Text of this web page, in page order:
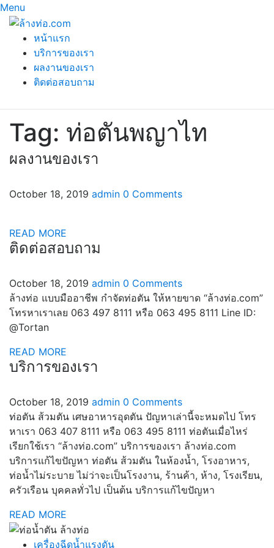
Menu
หน้าแรก
บริการของเรา
ผลงานของเรา
ติดต่อสอบถาม
Tag: ท่อตันพญาไท
ผลงานของเรา
October 18, 2019 admin 0 Comments
READ MORE
ติดต่อสอบถาม
October 18, 2019 admin 0 Comments
ล้างท่อ แบบมืออาชีพ กำจัดท่อตัน ให้หายขาด “ล้างท่อ.com”
โทรหาเราเลย 063 497 8111 หรือ 063 495 8111 Line ID:
@Tortan
READ MORE
บริการของเรา
October 18, 2019 admin 0 Comments
ท่อตัน ส้วมตัน เศษอาหารอุดตัน ปัญหาเล่านี้จะหมดไป โทร
หาเรา 063 407 8111 หรือ 063 495 8111 ท่อตันเมื่อไหร่
เรียกใช้เรา “ล้างท่อ.com” บริการของเรา ล้างท่อ.com
บริการแก้ไขปัญหา ท่อตัน ส้วมตัน ในห้องน้ำ, โรงอาหาร,
ท่อน้ำไม่ระบาย ไม่ว่าจะเป็นโรงงาน, ร้านค้า, ห้าง, โรงเรียน,
ครัวเรือน บุคคลทั่วไป เป็นต้น บริการแก้ไขปัญหา
READ MORE
เครื่องฉีดน้ำแรงดัน